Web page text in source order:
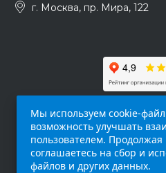
г. Москва, пр. Мира, 122
Мы используем cookie-
возможность улучшать
пользователем.
соглашаетесь на сбор и
файлов и других данных.